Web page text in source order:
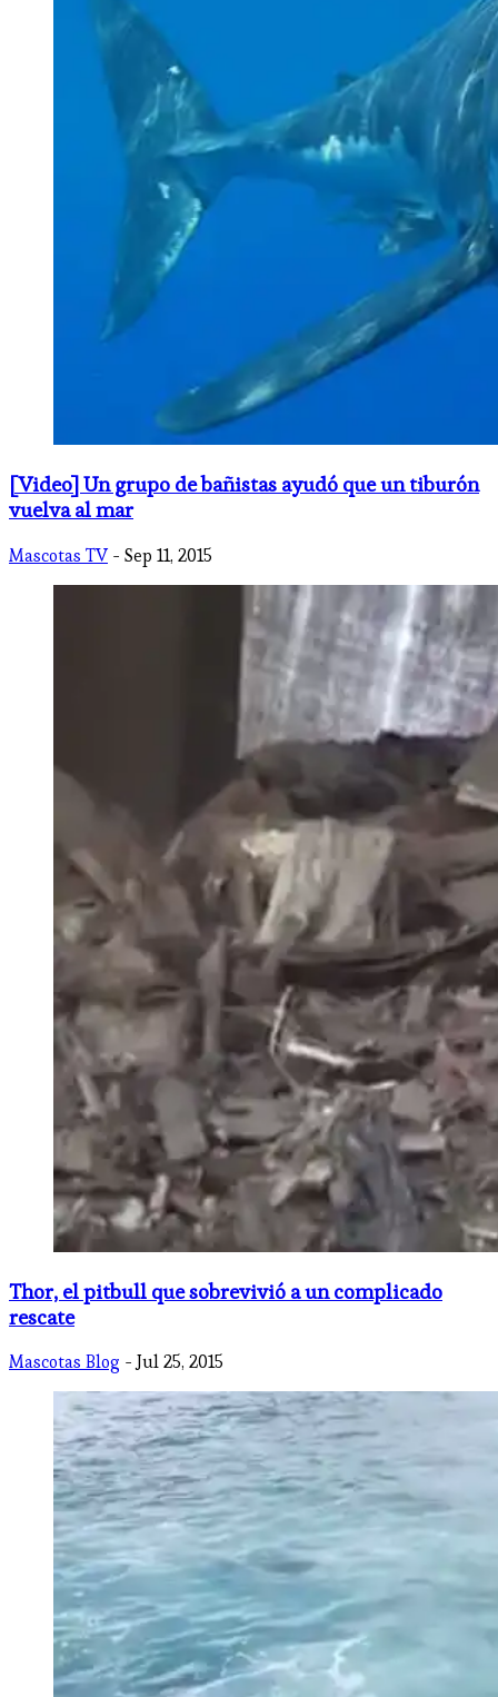
[Video] Un grupo de bañistas ayudó que un tiburón
vuelva al mar
Mascotas TV - Sep 11, 2015
Thor, el pitbull que sobrevivió a un complicado
rescate
Mascotas Blog - Jul 25, 2015